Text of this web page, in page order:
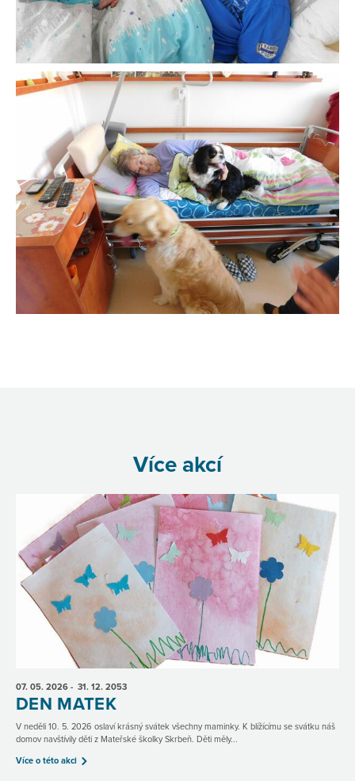
Více akcí
07. 05. 2026 - 31. 12. 2053
DEN MATEK
V neděli 10. 5. 2026 oslaví krásný svátek všechny maminky. K blížícímu se svátku náš
domov navštívily děti z Mateřské školky Skrbeň. Děti měly...
Více o této akci